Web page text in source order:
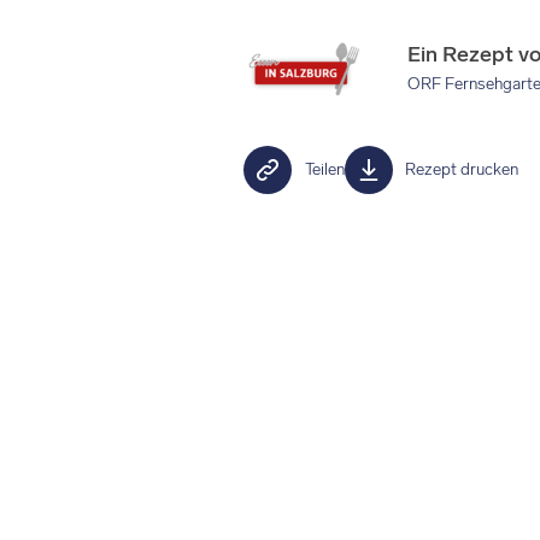
Ein Rezept
ORF
Teilen Rezept drucken